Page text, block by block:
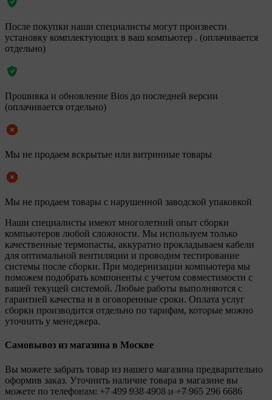
После покупки наши специалисты могут произвести
установку комплектующих в ваш компьютер . (оплачивается
отдельно)
Прошивка и обновление Bios до последней версии
(оплачивается отдельно)
Мы не продаем вскрытые или витринные товары
Мы не продаем товары с нарушенной заводской упаковкой
Наши специалисты имеют многолетний опыт сборки
компьютеров любой сложности. Мы используем только
качественные термопасты, аккуратно прокладываем кабели
для оптимальной вентиляции и проводим тестирование
системы после сборки. При модернизации компьютера мы
поможем подобрать компоненты с учетом совместимости с
вашей текущей системой. Любые работы выполняются с
гарантией качества и в оговоренные сроки. Оплата услуг
сборки производится отдельно по тарифам, которые можно
уточнить у менеджера.
Самовывоз из магазина в Москве
Вы можете забрать товар из нашего магазина предварительно
оформив заказ. Уточнить наличие товара в магазине вы
можете по телефонам: +7 499 938 4908 и +7 965 296 6686
Legionpc на карте Москвы — Яндекс Карты